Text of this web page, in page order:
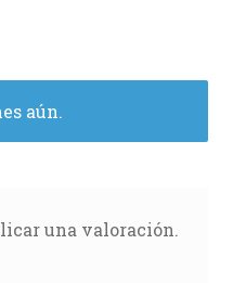
aún.
una valoración.